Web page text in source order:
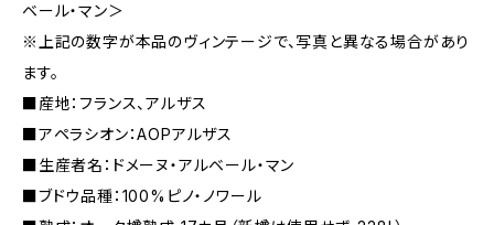
ベール・マン＞
※上記の数字が本品のヴィンテージで、写真と異なる場合があり
ます。
■産地：フランス、アルザス
■アペラシオン：AOPアルザス
■生産者名：ドメーヌ・アルベール・マン
■ブドウ品種：100%ピノ・ノワール